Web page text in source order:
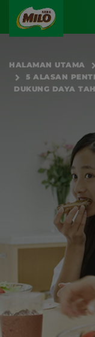
Main
Atau
HALAMAN UTAMA
5 ALASAN
DUKUNG DAYA